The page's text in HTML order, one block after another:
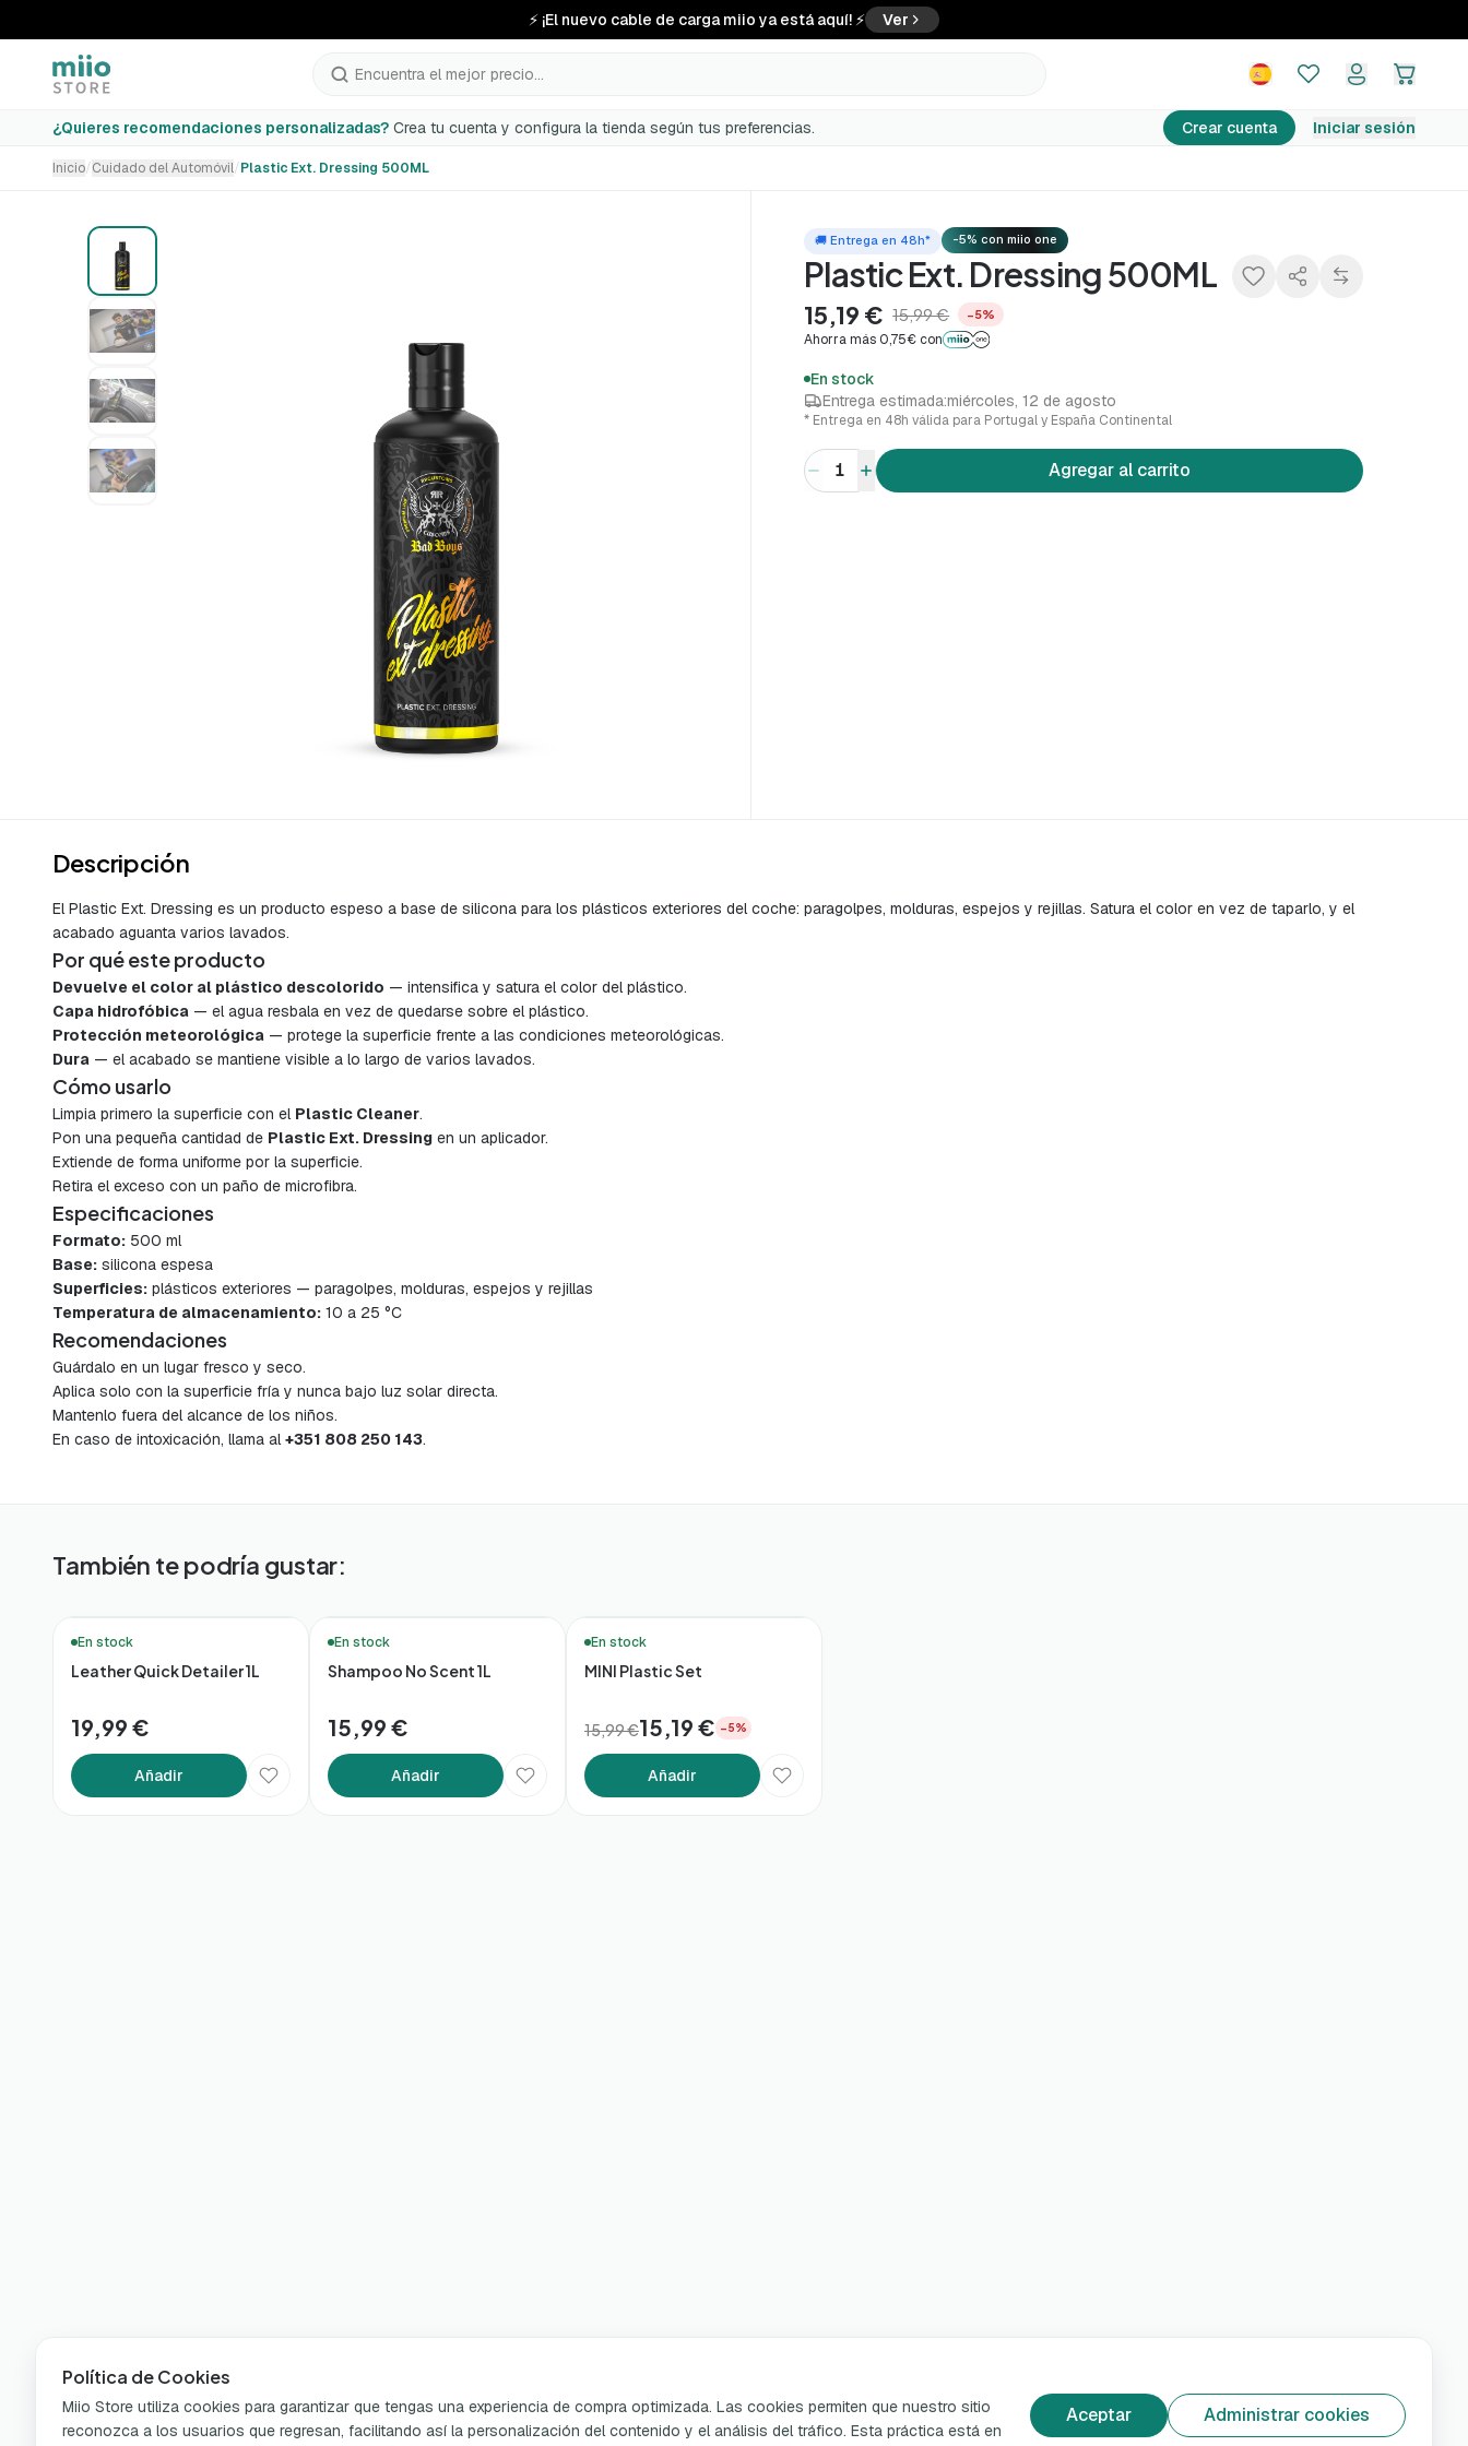
⚡ ¡El nuevo cable de carga miio ya está aquí! ⚡ Ver
Encuentra el mejor precio...
¿Quieres recomendaciones personalizadas? Crea tu cuenta y configura la tienda según tus preferencias. Crear cuenta Iniciar sesión
Plastic Ext. Dressing 500ML Agregar al carrito
Inicio/Cuidado del Automóvil/Plastic Ext. Dressing 500ML
🚚 Entrega en 48h* -5% con miio one
Plastic Ext. Dressing 500ML
15,19 € 15,99 € −5%
Ahorra más 0,75€ con
En stock
Entrega estimada:miércoles, 12 de agosto
* Entrega en 48h válida para Portugal y España Continental
1 Agregar al carrito
Descripción
El Plastic Ext. Dressing es un producto espeso a base de silicona para los plásticos exteriores del coche: paragolpes, molduras, espejos y rejillas. Satura el color en vez de taparlo, y el
acabado aguanta varios lavados.
Por qué este producto
Devuelve el color al plástico descolorido — intensifica y satura el color del plástico.
Capa hidrofóbica — el agua resbala en vez de quedarse sobre el plástico.
Protección meteorológica — protege la superficie frente a las condiciones meteorológicas.
Dura — el acabado se mantiene visible a lo largo de varios lavados.
Cómo usarlo
Limpia primero la superficie con el Plastic Cleaner.
Pon una pequeña cantidad de Plastic Ext. Dressing en un aplicador.
Extiende de forma uniforme por la superficie.
Retira el exceso con un paño de microfibra.
Especificaciones
Formato: 500 ml
Base: silicona espesa
Superficies: plásticos exteriores — paragolpes, molduras, espejos y rejillas
Temperatura de almacenamiento: 10 a 25 °C
Recomendaciones
Guárdalo en un lugar fresco y seco.
Aplica solo con la superficie fría y nunca bajo luz solar directa.
Mantenlo fuera del alcance de los niños.
En caso de intoxicación, llama al+351 808 250 143.
También te podría gustar:
En stock
Leather Quick Detailer 1L
19,99 €
Añadir
En stock
Shampoo No Scent 1L
15,99 €
Añadir
En stock
MINI Plastic Set
15,99 €15,19 € −5%
Añadir
Política de Cookies
Miio Store utiliza cookies para garantizar que tengas una experiencia de compra optimizada. Las cookies permiten que nuestro sitio
reconozca a los usuarios que regresan, facilitando así la personalización del contenido y el análisis del tráfico. Esta práctica está en
Aceptar Administrar cookies